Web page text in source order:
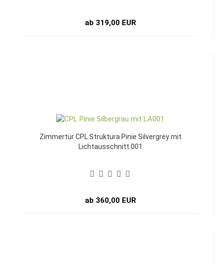
ab 319,00 EUR
Zimmertür CPL Struktura Pinie Silvergrey mit
Lichtausschnitt 001
ab 360,00 EUR